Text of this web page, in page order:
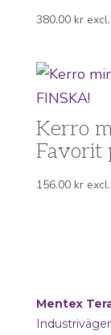
380.00 krexcl.
Kerro
Favorit
156.00 krexcl.
Mentex